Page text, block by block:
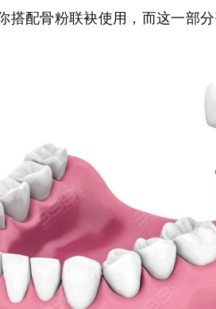
搭配骨粉联袂使用，而这一部